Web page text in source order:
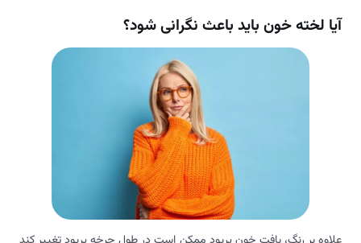
آیا لخته خون باید باعث نگرانی شود؟